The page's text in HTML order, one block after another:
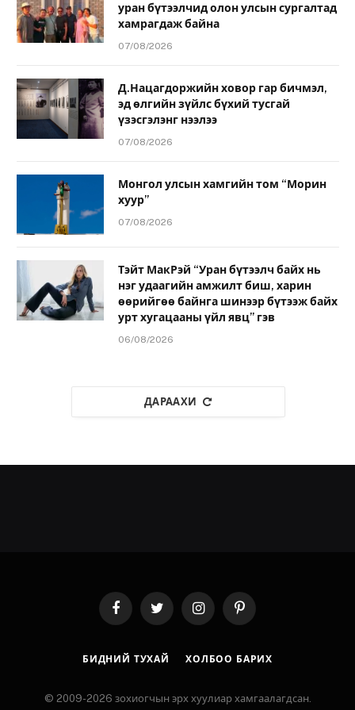
уран бүтээлчид олон улсын сургалтад
хамрагдаж байна
07/08/2026
Д.Нацагдоржийн ховор гар бичмэл,
эд өлгийн зүйлс бүхий тусгай
үзэсгэлэнг нээлээ
07/08/2026
Монгол улсын хамгийн том “Морин
хуур”
07/08/2026
Тэйт МакРэй “Уран бүтээлч байх нь
нэг удаагийн амжилт биш, харин
өөрийгөө байнга шинээр бүтээж байх
урт хугацааны үйл явц” гэв
06/08/2026
ДАРААХИ
FacebookTwitter InstagramPinterest
БИДНИЙ ТУХАЙ ХОЛБОО БАРИХ
© 2009-2026 зохиогчын эрх хуулиар хамгаалагдсан.